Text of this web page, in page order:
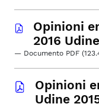
Opinioni
2016
— Documento PDF
Opinioni
Udine